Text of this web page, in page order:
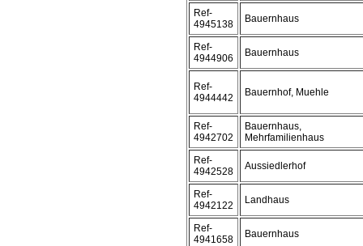
Ref-
4945138
Bauernhaus
Ref-
4944906
Bauernhaus
Ref-
4944442
Bauernhof, Muehle
Ref-
4942702
Bauernhaus,
Mehrfamilienhaus
Ref-
4942528
Aussiedlerhof
Ref-
4942122
Landhaus
Ref-
4941658
Bauernhaus